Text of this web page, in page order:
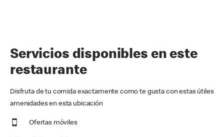
Servicios disponibles en este
restaurante
Disfruta de tu comida exactamente como te gusta con estas útiles
amenidades en esta ubicación
Ofertas móviles